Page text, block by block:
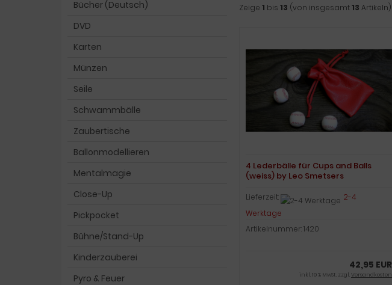
Zeige 1 bis 13 (von insgesamt13 Artikeln)
4 Lederbälle für Cups and Balls
(weiss) by Leo Smetsers
Lieferzeit:
2-4
Werktage
Artikelnummer: 1420
42,95 EUR
inkl. 19 % MwSt. zzgl.Versandkosten
Bücher (Deutsch)
DVD
Karten
Münzen
Seile
Schwammbälle
Zaubertische
Ballonmodellieren
Mentalmagie
Close-Up
Pickpocket
Bühne/Stand-Up
Kinderzauberei
Pyro & Feuer